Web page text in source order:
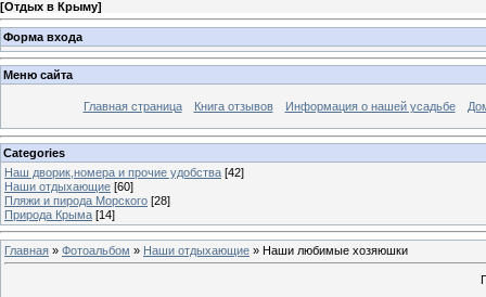
[Отдых в Крыму]
Форма входа
Меню сайта
Главная страница Книга отзывов Информация о нашей усадьбе
Categories
Наш дворик,номера и прочие удобства [42]
Наши отдыхающие [60]
Пляжи и пирода Морского [28]
Природа Крыма [14]
Главная » Фотоальбом » Наши отдыхающие » Наши любимые хозяюшки